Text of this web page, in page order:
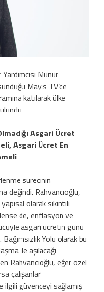
Münür
Mayıs TV’de
katılarak ülke
Asgari Ücret
Asgari Ücret En
sürecinin
değindi. Rahvancıoğlu,
olarak sıkıntılı
de, enflasyon ve
asgari ücretin günü
Yolu olarak bu
ile aşılacağı
Rahvancıoğlu, eğer özel
çalışanlar
ilgili güvenceyi sağlamış